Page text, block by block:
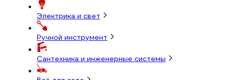
Электрика и свет
Ручной инструмент
Сантехника и инженерные системы